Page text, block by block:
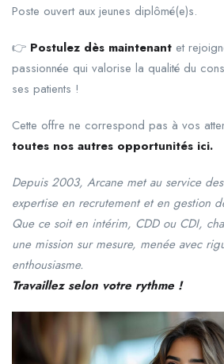
Poste ouvert aux jeunes diplômé(e)s.
👉 Postulez dès maintenant et
passionnée qui valorise la qualité du
ses patients !
Cette offre ne correspond pas à vos
toutes nos autres opportunités ici.
Depuis 2003, Arcane met au service
expertise en recrutement et en gestion
Que ce soit en intérim, CDD ou CDI,
une mission sur mesure, menée avec
enthousiasme.
Travaillez selon votre rythme !